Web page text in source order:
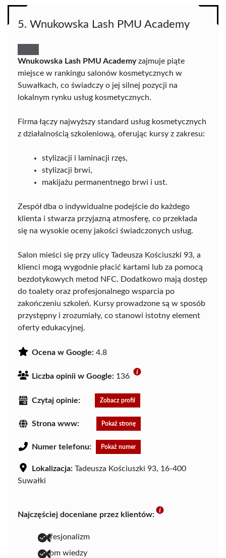
5. Wnukowska Lash PMU Academy
Wnukowska Lash PMU Academyzajmuje piąte
miejsce w rankingu salonów kosmetycznych w
Suwałkach, co świadczy o jej silnej pozycji na
lokalnym rynku usług kosmetycznych.
Firma łączy najwyższy standard usług kosmetycznych
z działalnością szkoleniową, oferując kursy z zakresu:
stylizacji i laminacji rzęs,
stylizacji brwi,
makijażu permanentnego brwi i ust.
Zespół dba o indywidualne podejście do każdego
klienta i stwarza przyjazną atmosferę, co przekłada
się na wysokie oceny jakości świadczonych usług.
Salon mieści się przy ulicy Tadeusza Kościuszki 93, a
klienci mogą wygodnie płacić kartami lub za pomocą
bezdotykowych metod NFC. Dodatkowo mają dostęp
do toalety oraz profesjonalnego wsparcia po
zakończeniu szkoleń. Kursy prowadzone są w sposób
przystępny i zrozumiały, co stanowi istotny element
oferty edukacyjnej.
Ocena w Google: 4.8
Liczba opinii w Google: 136
Czytaj opinie: Zobacz profil
Strona www: Pokaż stronę
Numer telefonu: Pokaż numer
Lokalizacja: Tadeusza Kościuszki 93, 16-400
Suwałki
Najczęściej doceniane przez klientów:
profesjonalizm
ogrom wiedzy